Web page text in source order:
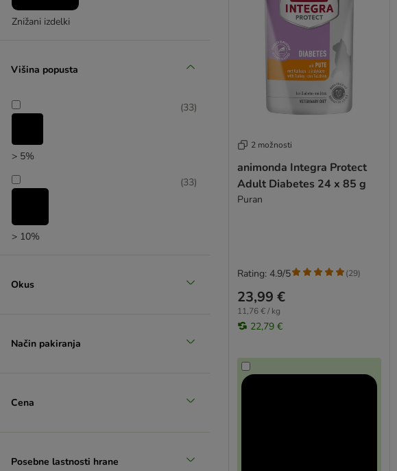
Znižani izdelki
Višina popusta
> 5%
(33)
> 10%
(33)
Okus
Način pakiranja
Cena
Posebne lastnosti hrane
2 možnosti
animonda Integra Protect
Adult Diabetes 24 x 85 g
Puran
23,99 €
11,76 € / kg
22,79 €
Rating: 4.9/5 (29)